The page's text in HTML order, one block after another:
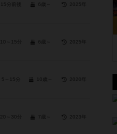
15分前後 6歳～ 2025年
10～15分 6歳～ 2025年
5～15分 10歳～ 2020年
20～30分 7歳～ 2023年